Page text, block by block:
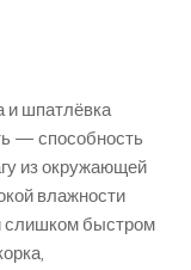
и шпатлёвка
— способность
из окружающей
влажности
слишком быстром